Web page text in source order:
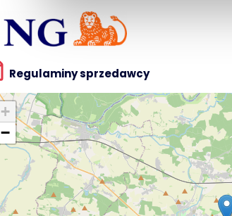
Regulaminy sprzedawcy
+
−